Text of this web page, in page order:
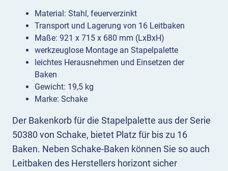
Der Bakenkorb für die Stapelpalette aus der Serie
50380 von Schake, bietet Platz für bis zu 16
Baken. Neben Schake-Baken können Sie so auch
Leitbaken des Herstellers horizont sicher
Material: Stahl, feuerverzinkt
Transport und Lagerung von 16 Leitbaken
Maße: 921 x 715 x 680 mm (LxBxH)
werkzeuglose Montage an Stapelpalette
leichtes Herausnehmen und Einsetzen der
Baken
Gewicht: 19,5 kg
Marke: Schake